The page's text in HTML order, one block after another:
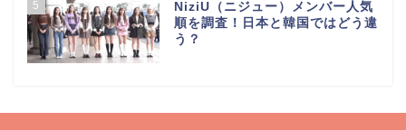
5
NiziU（ニジュー）メンバー人気
順を調査！日本と韓国ではどう違
う？